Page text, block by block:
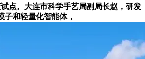
点。大连市科学手艺局副局长赵，研发
子和轻量化智能体，